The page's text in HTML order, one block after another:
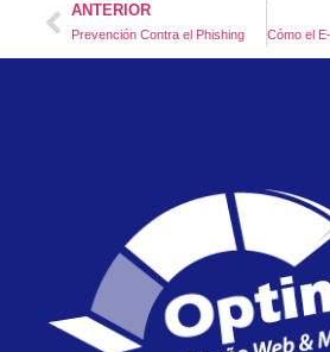
ANTERIOR
Prevención Contra el Phishing